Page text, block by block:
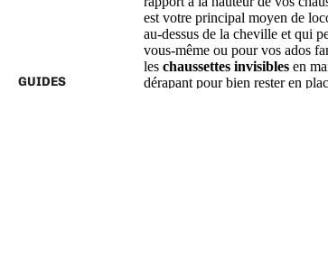
GUIDES
est votre principal moyen de
au-dessus de la cheville et qui
vous-même ou pour vos ados
les chaussettes invisibles en
dérapant pour bien rester en